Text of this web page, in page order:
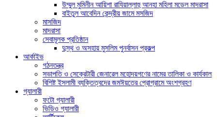
উম্মুল মুমিনীন আয়িশা রাযিয়াল্লাহু আনহা মহিলা মডেল মাদরাসা
বাইতুল আবেদিন কেন্দ্রীয় জামে মসজিদ
মাসজিদ
মাদরাসা
সেবামূলক প্রতিষ্ঠান
দুস্থ ও অসহায় মুসলিম পুনর্বাসন প্রকল্প
আর্কাইভ
গঠনতন্ত্র
সভাপতি ও সেক্রেটারী জেনারেল মহোদয়গণের নামের তালিকা ও কার্যকাল
বিশিষ্ট ইসলামী ব্যক্তিত্বদের জমঈয়তের প্রোগ্রামে অংশগ্রহণ
গ্যালারী
ফটো গ্যালারী
ভিডিও গ্যালারী